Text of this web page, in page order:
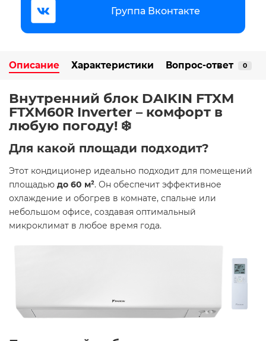
Группа Вконтакте
Описание Характеристики Вопрос-ответ 0
Внутренний блок DAIKIN FTXM
FTXM60R Inverter – комфорт в
любую погоду! ❄️
Для какой площади подходит?
Этот кондиционер идеально подходит для помещений
площадью до 60 м². Он обеспечит эффективное
охлаждение и обогрев в комнате, спальне или
небольшом офисе, создавая оптимальный
микроклимат в любое время года.